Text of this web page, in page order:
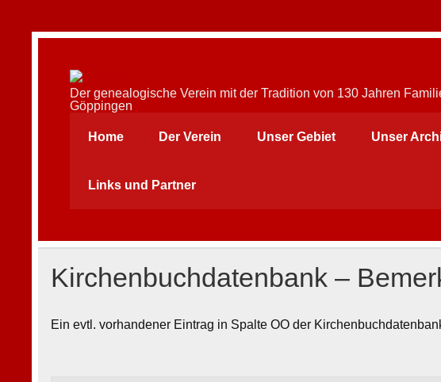
content
AFAG e.V.
Der genealogische Verein mit der Tradition von 130 Jahren
Göppingen
Home Der Verein Unser Gebiet Unser
Links und Partner
Kirchenbuchdatenbank –
Ein evtl. vorhandener Eintrag in Spalte OO der